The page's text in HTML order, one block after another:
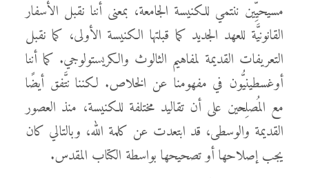
مسيحيِّين ننتمي للكنيسة الجامعة، بمعنى أننا نقبل الأسفار
القانونيَّة للعهد الجديد كما قبلتها الكنيسة الأولى، كما نقبل
التعريفات القديمة لمفاهيم الثالوث والكريستولوجي. كما أننا
أوغسطينيُّون في مفهومنا عن الخلاص. لكننا نتَّفق أيضًا
مع المُصلِحين على أن تقاليد مختلفة للكنيسة، منذ العصور
القديمة والوسطى، قد ابتعدت عن كلمة الله، وبالتالي كان
يجب إصلاحها أو تصحيحها بواسطة الكتاب المقدس.